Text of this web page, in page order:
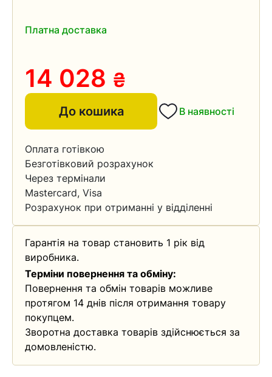
Платна доставка
14 028 ₴
До кошика В наявності
Оплата готівкою
Безготівковий розрахунок
Через термінали
Mastercard, Visa
Розрахунок при отриманні у відділенні
Гарантія на товар становить 1 рік від
виробника.
Терміни повернення та обміну:
Повернення та обмін товарів можливе
протягом 14 днів після отримання товару
покупцем.
Зворотна доставка товарів здійснюється за
домовленістю.